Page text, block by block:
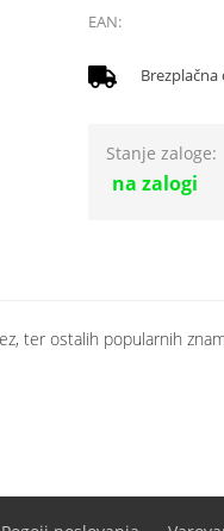
EAN:
Stanje zaloge:
na zalogi
ter ostalih popularnih